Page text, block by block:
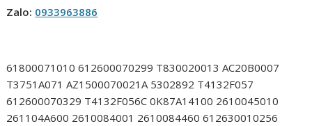
Zalo: 0933963886
61800071010 612600070299 T830020013 AC20B0007
T3751A071 AZ1500070021A 5302892 T4132F057
612600070329 T4132F056C 0K87A14100 2610045010
261104A600 2610084001 2610084460 612630010256